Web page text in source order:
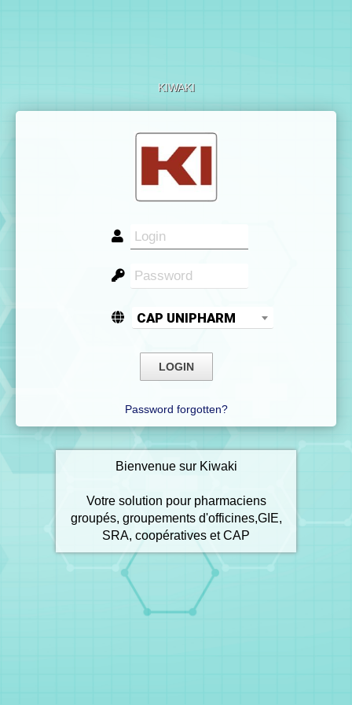
KIWAKI
CAP UNIPHARM
Password forgotten?
Bienvenue sur Kiwaki
Votre solution pour pharmaciens
groupés, groupements d'officines,GIE,
SRA, coopératives et CAP